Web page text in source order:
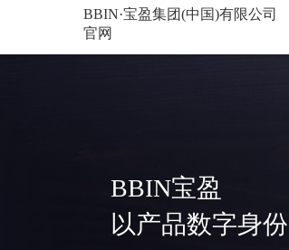
BBIN·宝盈集团(中国)有限公司
官网
BBIN宝盈
以产品数字身